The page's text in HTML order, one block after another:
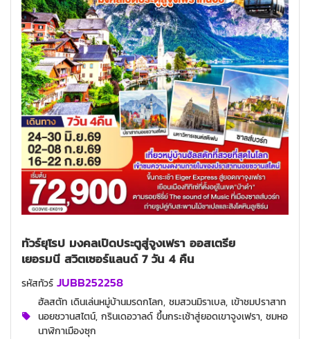
ทัวร์ยุโรป มงคลเปิดประตูสู่จูงเฟรา ออสเตรีย
เยอรมนี สวิตเซอร์แลนด์ 7 วัน 4 คืน
รหัสทัวร์ JUBB252258
ฮัลสตัท เดินเล่นหมู่บ้านมรดกโลก, ชมสวนมิราเบล, เข้าชมปราสาท
นอยชวานสไตน์, กรินเดอวาลด์ ขึ้นกระเช้าสู่ยอดเขาจูงเฟรา, ชมหอ
นาฬิกาเมืองซุก